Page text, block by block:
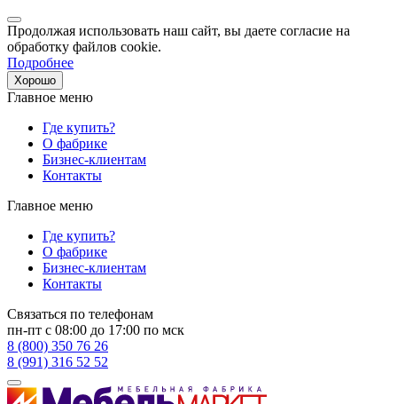
Продолжая использовать наш сайт, вы даете согласие на
обработку файлов cookie.
Подробнее
Хорошо
Главное меню
Где купить?
О фабрике
Бизнес-клиентам
Контакты
Главное меню
Где купить?
О фабрике
Бизнес-клиентам
Контакты
Связаться по телефонам
пн-пт с 08:00 до 17:00 по мск
8 (800) 350 76 26
8 (991) 316 52 52